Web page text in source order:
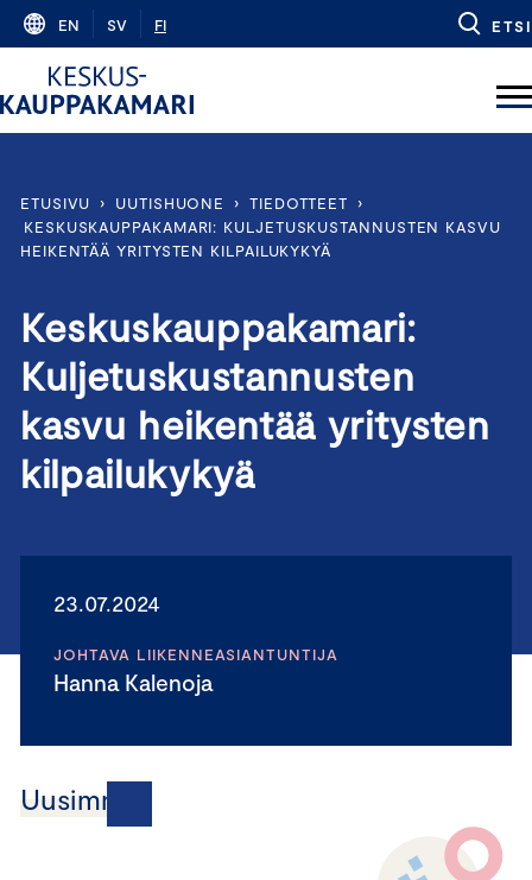
Skip
content
EN SV FI ETSI
ETUSIVU › UUTISHUONE › TIEDOTTEET
›
KESKUSKAUPPAKAMARI: KULJETUSKUSTANNUSTEN KASVU
HEIKENTÄÄ YRITYSTEN KILPAILUKYKYÄ
Keskuskauppakamari:
Kuljetuskustannusten
kasvu heikentää yritysten
kilpailukykyä
23.07.2024
JOHTAVA LIIKENNEASIANTUNTIJA
Hanna Kalenoja
Uusimmat